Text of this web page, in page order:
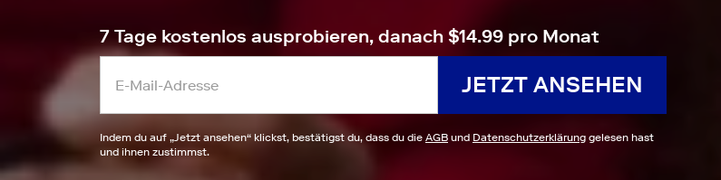
7 Tage kostenlos ausprobieren, danach $14.99 pro Monat
JETZT ANSEHEN
Indem du auf „Jetzt ansehen“ klickst, bestätigst du, dass du die AGB und Datenschutzerklärung gelesen hast
und ihnen zustimmst.